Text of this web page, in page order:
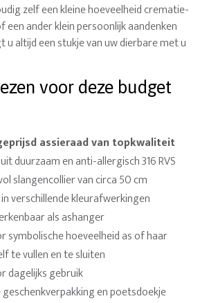
zelf een kleine hoeveelheid crematie-
een ander klein persoonlijk aandenken
u altijd een stukje van uw dierbare met u
voor deze budget
assieraad van topkwaliteit
duurzaam en anti-allergisch 316 RVS
slangencollier van circa 50 cm
verschillende kleurafwerkingen
als ashanger
symbolische hoeveelheid as of haar
te vullen en te sluiten
dagelijks gebruik
geschenkverpakking en poetsdoekje